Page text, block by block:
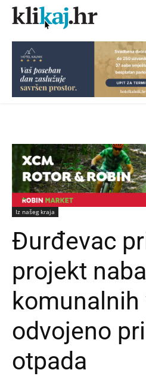
Iz našeg kraja
Đurđevac
projekt
komunalnih
odvojeno
otpada